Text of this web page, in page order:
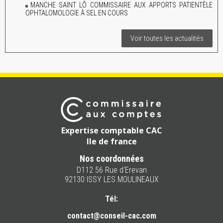
MANCHE SAINT LÔ COMMISSAIRE AUX APPORTS PATIENTÈLE
OPHTALOMOLOGIE À SEL EN COURS
Voir toutes les actualités
Expertise comptable CAC
Ile de france
Nos coordonnées
D112 56 Rue d'Erevan
92130 ISSY LES MOULINEAUX
Tél:
contact@conseil-cac.com